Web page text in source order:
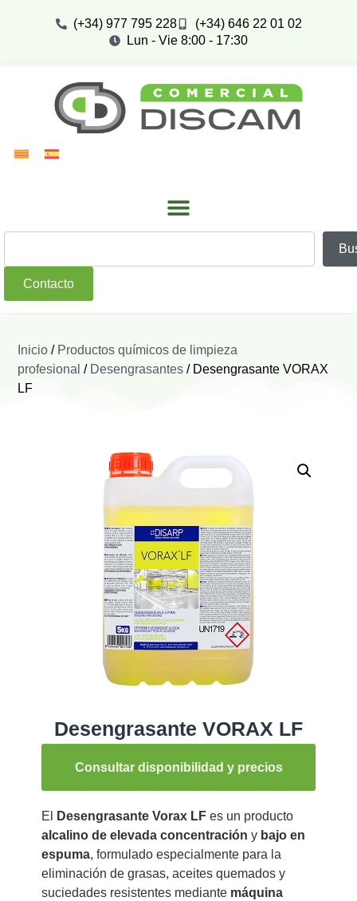
(+34) 977 795 228
(+34) 646 22 01 02
Lun - Vie 8:00 - 17:30
Contacto
Inicio / Productos químicos de limpieza
profesional / Desengrasantes / Desengrasante VORAX
LF
Desengrasante VORAX LF
Consultar disponibilidad y precios
El Desengrasante Vorax LFes un producto
alcalino de elevada concentración y bajo en
espuma, formulado especialmente para la
eliminación de grasas, aceites quemados y
suciedades resistentes mediante máquina